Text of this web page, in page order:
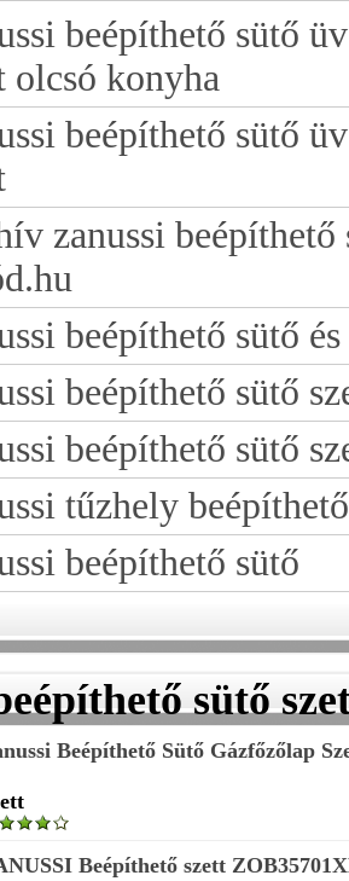
beépíthető sütő
olcsó konyha
beépíthető sütő
zanussi beépíthető
beépíthető sütő
beépíthető sütő
beépíthető sütő
tűzhely
beépíthető sütő
sütő
Beépíthető Sütő Gázfőzőlap
Beépíthető szett